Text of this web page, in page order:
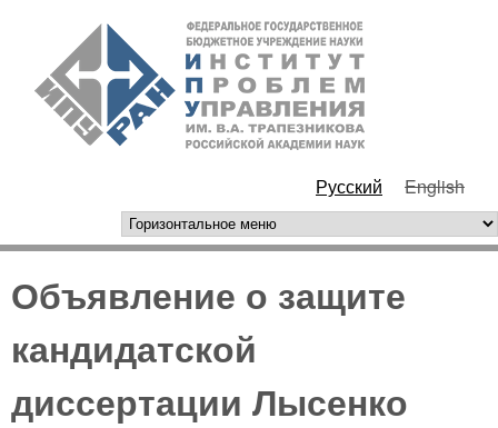
Перейти к основному
содержанию
РАН
Русский English
горизонтальное меню
Объявление о защите
кандидатской
диссертации Лысенко